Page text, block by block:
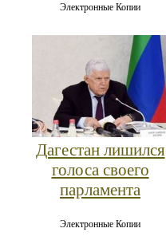
Электронные Копии
Дагестан лишился
голоса своего
парламента
Электронные Копии